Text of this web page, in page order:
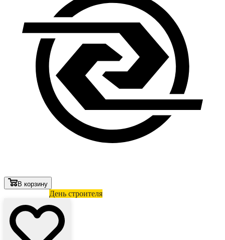
В корзину
День строителя